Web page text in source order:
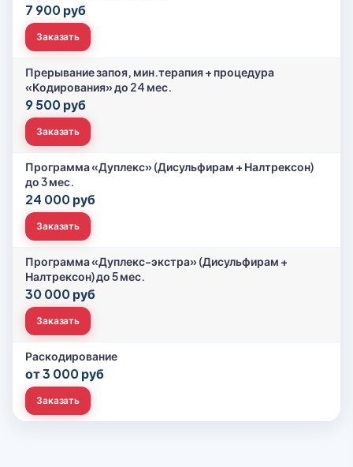
7 900 руб
Заказать
Прерывание запоя, мин.терапия + процедура
«Кодирования» до 24 мес.
9 500 руб
Заказать
Программа «Дуплекс» (Дисульфирам + Налтрексон)
до 3 мес.
24 000 руб
Заказать
Программа «Дуплекс-экстра» (Дисульфирам +
Налтрексон) до 5 мес.
30 000 руб
Заказать
Раскодирование
от 3 000 руб
Заказать